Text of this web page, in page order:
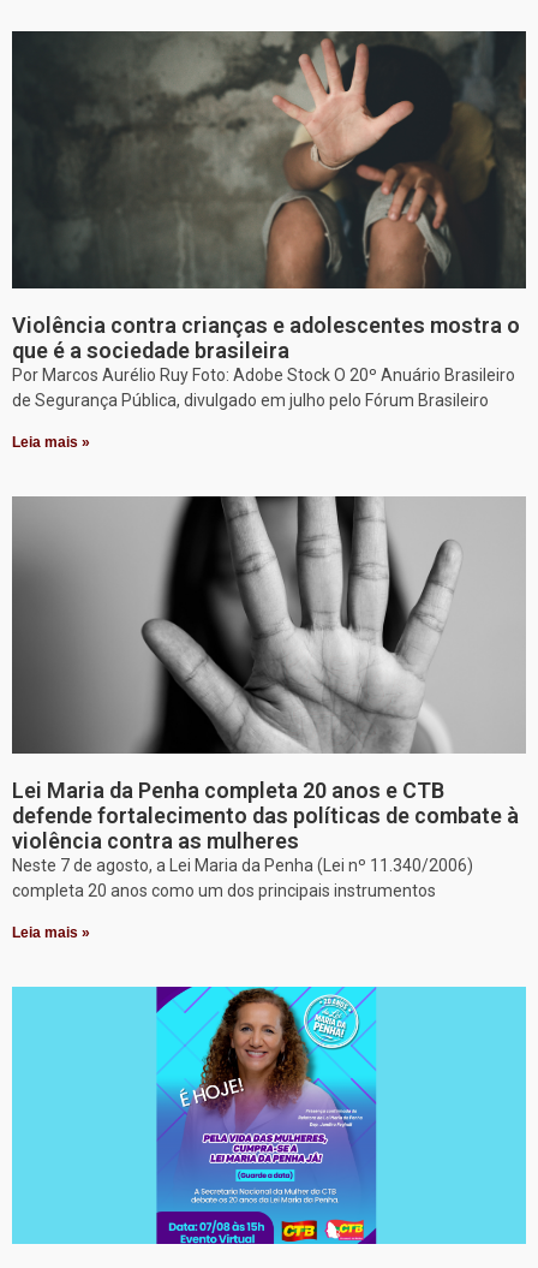
Violência contra crianças e adolescentes mostra o
que é a sociedade brasileira
Por Marcos Aurélio Ruy Foto: Adobe Stock O 20º Anuário Brasileiro
de Segurança Pública, divulgado em julho pelo Fórum Brasileiro
Leia mais »
Lei Maria da Penha completa 20 anos e CTB
defende fortalecimento das políticas de combate à
violência contra as mulheres
Neste 7 de agosto, a Lei Maria da Penha (Lei nº 11.340/2006)
completa 20 anos como um dos principais instrumentos
Leia mais »